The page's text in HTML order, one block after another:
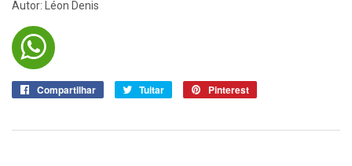
Autor: Léon Denis
Compartilhar
Compartilhar
Tuitar Tuitar Pinterest